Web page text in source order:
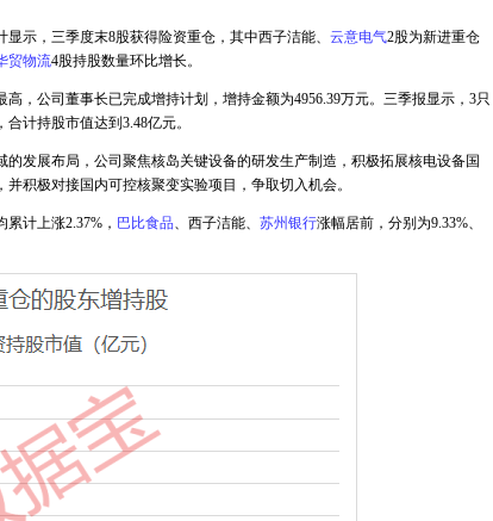
示，三季度末8股获得险资重仓，其中西子洁能、 云意电气2股为新进重仓
贸物流4股持股数量环比增长。
，公司董事长已完成增持计划，增持金额为4956.39万元。三季报显示，3只
计持股市值达到3.48亿元。
发展布局，公司聚焦核岛关键设备的研发生产制造，积极拓展核电设备国
积极对接国内可控核聚变实验项目，争取切入机会。
计上涨2.37%， 巴比食品、西子洁能、 苏州银行涨幅居前，分别为9.33%、